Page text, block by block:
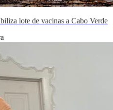
lote de vacinas a Cabo Verde